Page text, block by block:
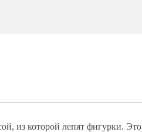
из которой лепят фигурки. Это